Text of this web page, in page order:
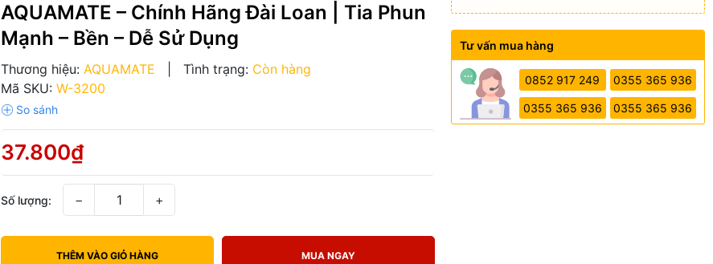
AQUAMATE – Chính Hãng Đài Loan | Tia Phun
Mạnh – Bền – Dễ Sử Dụng
Thương hiệu: AQUAMATE Tình trạng: Còn hàng
Mã SKU: W-3200
37.800₫
Số lượng: − +
THÊM VÀO GIỎ HÀNG MUA NGAY
Tư vấn mua hàng
0852 917 249 0355 365 936
0355 365 936 0355 365 936